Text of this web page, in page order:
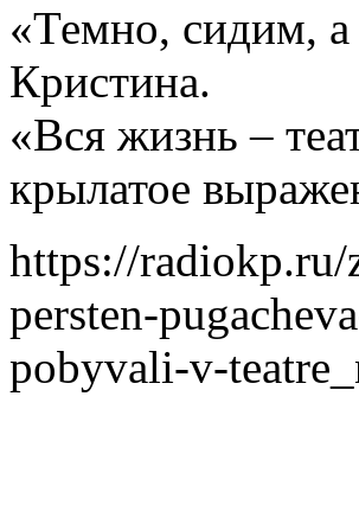
«Темно, сидим, а
Кристина.
«Вся жизнь –
крылатое
https://
persten-
pobyvali-v-